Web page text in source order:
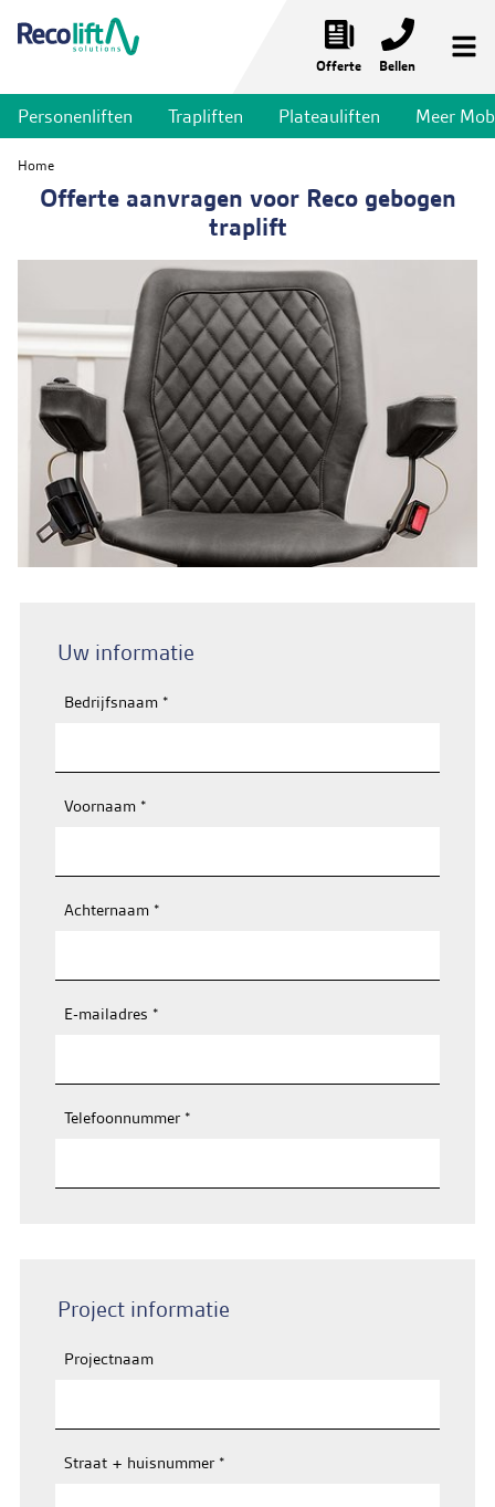
Offerte Bellen
Noodliften
Personenliften
Plateauliften
Meer mobiliteit
Liftservices
Toepassingen
Nieuws & Projecten
Contact & Storingen
Vacatures
Personenliften Trapliften Plateauliften Meer
Home
Offerte aanvragen voor Reco gebogen
traplift
Uw informatie
Bedrijfsnaam *
Voornaam *
Achternaam *
E-mailadres *
Telefoonnummer *
Project informatie
Projectnaam
Straat + huisnummer *